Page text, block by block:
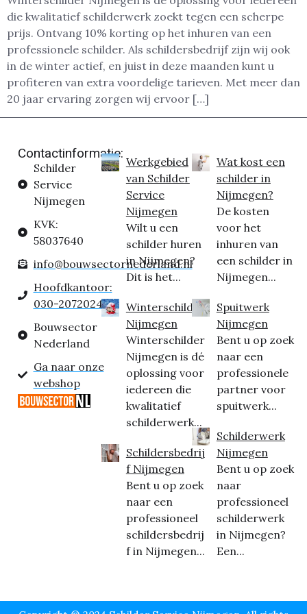
die kwalitatief schilderwerk zoekt tegen een scherpe
prijs. Ontvang 10% korting op het inhuren van een
professionele schilder. Als schildersbedrijf zijn wij ook
in de winter actief, en juist in deze maanden kunt u
profiteren van extra voordelige tarieven. Met meer dan
20 jaar ervaring zorgen wij ervoor […]
Contactinformatie:
Schilder
Service
Nijmegen
KVK:
58037640
info@bouwsectornederland.nl
Hoofdkantoor:
030-2072024
Bouwsector
Nederland
Ga naar onze
webshop
Werkgebied
van Schilder
Service
Nijmegen
Wilt u een
schilder huren
in Nijmegen?
Dit is het...
Winterschilder
Nijmegen
Winterschilder
Nijmegen is dé
oplossing voor
iedereen die
kwalitatief
schilderwerk...
Schildersbedrij
f Nijmegen
Bent u op zoek
naar een
professioneel
schildersbedrij
f in Nijmegen...
Wat kost een
schilder in
Nijmegen?
De kosten
voor het
inhuren van
een schilder in
Nijmegen...
Spuitwerk
Nijmegen
Bent u op zoek
naar een
professionele
partner voor
spuitwerk...
Schilderwerk
Nijmegen
Bent u op zoek
naar
professioneel
schilderwerk
in Nijmegen?
Een...